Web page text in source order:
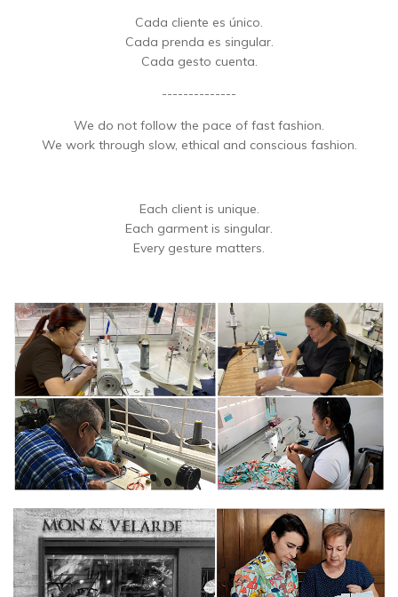
Cada cliente es único.
Cada prenda es singular.
Cada gesto cuenta.
--------------
We do not follow the pace of fast fashion.
We work through slow, ethical and conscious fashion.
Each client is unique.
Each garment is singular.
Every gesture matters.